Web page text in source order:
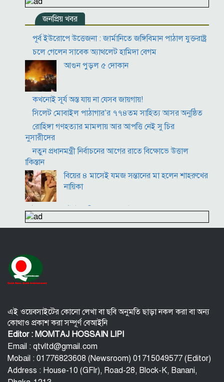
উপমহাদেশের প্রভাবশালী ১০ সুফি সাধক
প্রতারণা মামলায় সালমান খানকে আদালতে তলব
কোটি টাকার মৃত্যু ভাতার লোভে সেনাদের বিয়ে, সামনে
এলো চাঞ্চল্যকর অভিযোগ
হিরোশিমা-নাগাসাকি হামলার ৮১ বছর: বর্তমান বিশ্বে
পারমাণবিক পরিস্থিতি কি?
বাংলাদেশি টাকায় আজকের মুদ্রা বিনিময় হার
জনপ্রিয় খবর
পূর্ব ইউরোপে উত্তেজনা : জার্মানিতে জঙ্গিবিমান পাঠাল যুক্তরাষ্ট্র
চলে গেলেন সাবেক অ্যাথলেট হামিদা বেগম
আগুন পুড়ল ৫ দোকান
কখনোই সূর্য অস্ত যায় না যেসব জায়গায়!
সিলেট মোবাইল পাঠাগার’র ৭৭৪তম সাহিত্য আসর অনুষ্ঠিত
রোহিঙ্গা গণহত্যার মামলায় আর আপত্তি নেই সু চির
অনুসারীদের
নতুন প্রধানমন্ত্রী নির্বাচনের আগের রাতে বিক্ষোভে উত্তাল
পাকিস্তান
বিয়ের ৪ মাসেই যমজ সন্তানের মা হলেন শাহরুখের
নায়িকা
ইংল্যান্ডের টেস্ট অধিনায়ক বেন স্টোকস
পুরুষরা সকালে উঠে এই ৫ ভুল করবেন না! শরীর বিগড়ে যাবে
এই ওয়েবসাইটের কোনো লেখা বা ছবি অনুমতি ছাড়া নকল করা বা অন্য
কোথাও প্রকাশ করা সম্পূর্ণ বেআইনি
Editor : MOMTAJ HOSSAIN LIPI
Email : qtvltd@gmail.com
Mobail : 01776823608 (Newsroom) 01715049577 (Editor)
Address : House-10 (GFlr), Road-28, Block-K, Banani,